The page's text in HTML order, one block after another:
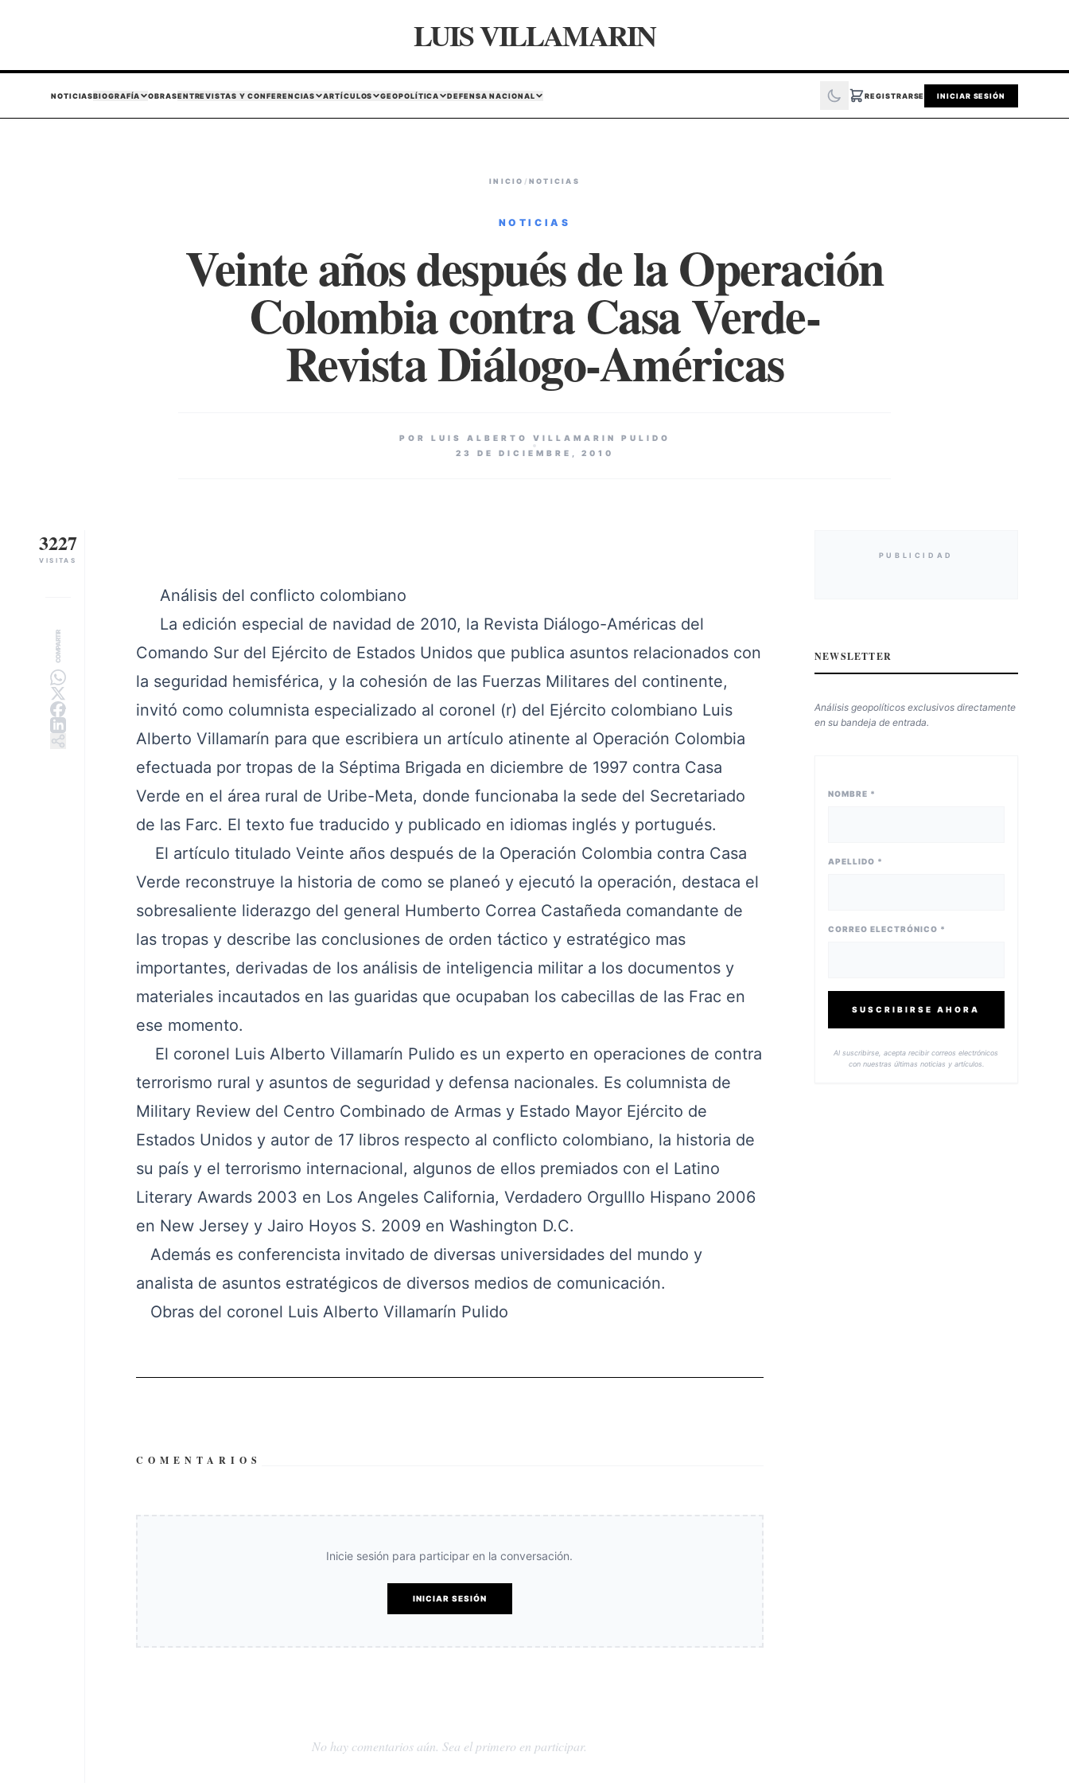
LUIS VILLAMARIN
NOTICIASBIOGRAFÍA OBRASENTREVISTAS Y CONFERENCIAS ARTÍCULOS GEOPOLÍTICA DEFENSA NACIONAL REGISTRARSE INICIAR SESIÓN
INICIO / NOTICIAS
NOTICIAS
Veinte años después de la Operación
Colombia contra Casa Verde-
Revista Diálogo-Américas
POR LUIS ALBERTO VILLAMARIN PULIDO
23 DE DICIEMBRE, 2010
3227
VISITAS
COMPARTIR
Análisis del conflicto colombiano
La edición especial de navidad de 2010, la Revista Diálogo-Américas del
Comando Sur del Ejército de Estados Unidos que publica asuntos relacionados con
la seguridad hemisférica, y la cohesión de las Fuerzas Militares del continente,
invitó como columnista especializado al coronel (r) del Ejército colombiano Luis
Alberto Villamarín para que escribiera un artículo atinente al Operación Colombia
efectuada por tropas de la Séptima Brigada en diciembre de 1997 contra Casa
Verde en el área rural de Uribe-Meta, donde funcionaba la sede del Secretariado
de las Farc. El texto fue traducido y publicado en idiomas inglésyportugués.
El artículo titulado Veinte años después de la Operación Colombia contra Casa
Verde reconstruye la historia de como se planeó y ejecutó la operación, destaca el
sobresaliente liderazgo del general Humberto Correa Castañeda comandante de
las tropas y describe las conclusiones de orden táctico y estratégico mas
importantes, derivadas de los análisis de inteligencia militar a los documentos y
materiales incautados en las guaridas que ocupaban los cabecillas de las Frac en
ese momento.
El coronel Luis Alberto Villamarín Pulido es un experto en operaciones de contra
terrorismo rural y asuntos de seguridad y defensa nacionales. Es columnista de
Military Review del Centro Combinado de Armas y Estado Mayor Ejército de
Estados Unidos y autor de 17 libros respecto al conflicto colombiano, la historia de
su país y el terrorismo internacional, algunos de ellos premiados con el Latino
Literary Awards 2003 en Los Angeles California, Verdadero Orgulllo Hispano 2006
en New Jersey y Jairo Hoyos S. 2009 en Washington D.C.
Además es conferencista invitado de diversas universidades del mundo y
analista de asuntos estratégicos de diversos medios de comunicación.
Obras del coronel Luis Alberto Villamarín Pulido
COMENTARIOS
Inicie sesión para participar en la conversación.
INICIAR SESIÓN
No hay comentarios aún. Sea el primero en participar.
PUBLICIDAD
NEWSLETTER
Análisis geopolíticos exclusivos directamente
en su bandeja de entrada.
NOMBRE *
APELLIDO *
CORREO ELECTRÓNICO *
SUSCRIBIRSE AHORA
Al suscribirse, acepta recibir correos electrónicos
con nuestras últimas noticias y artículos.